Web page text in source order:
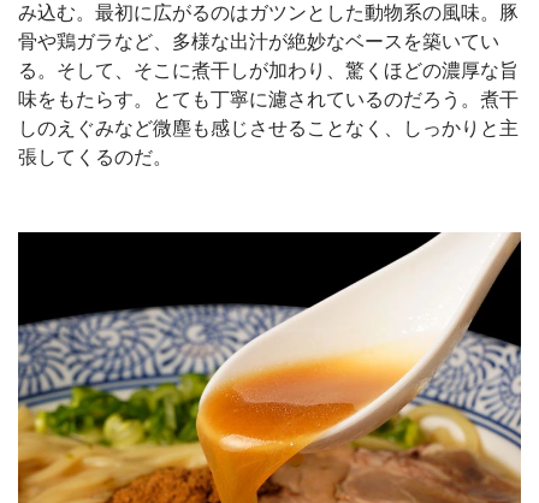
み込む。最初に広がるのはガツンとした動物系の風味。豚
骨や鶏ガラなど、多様な出汁が絶妙なベースを築いてい
る。そして、そこに煮干しが加わり、驚くほどの濃厚な旨
味をもたらす。とても丁寧に濾されているのだろう。煮干
しのえぐみなど微塵も感じさせることなく、しっかりと主
張してくるのだ。